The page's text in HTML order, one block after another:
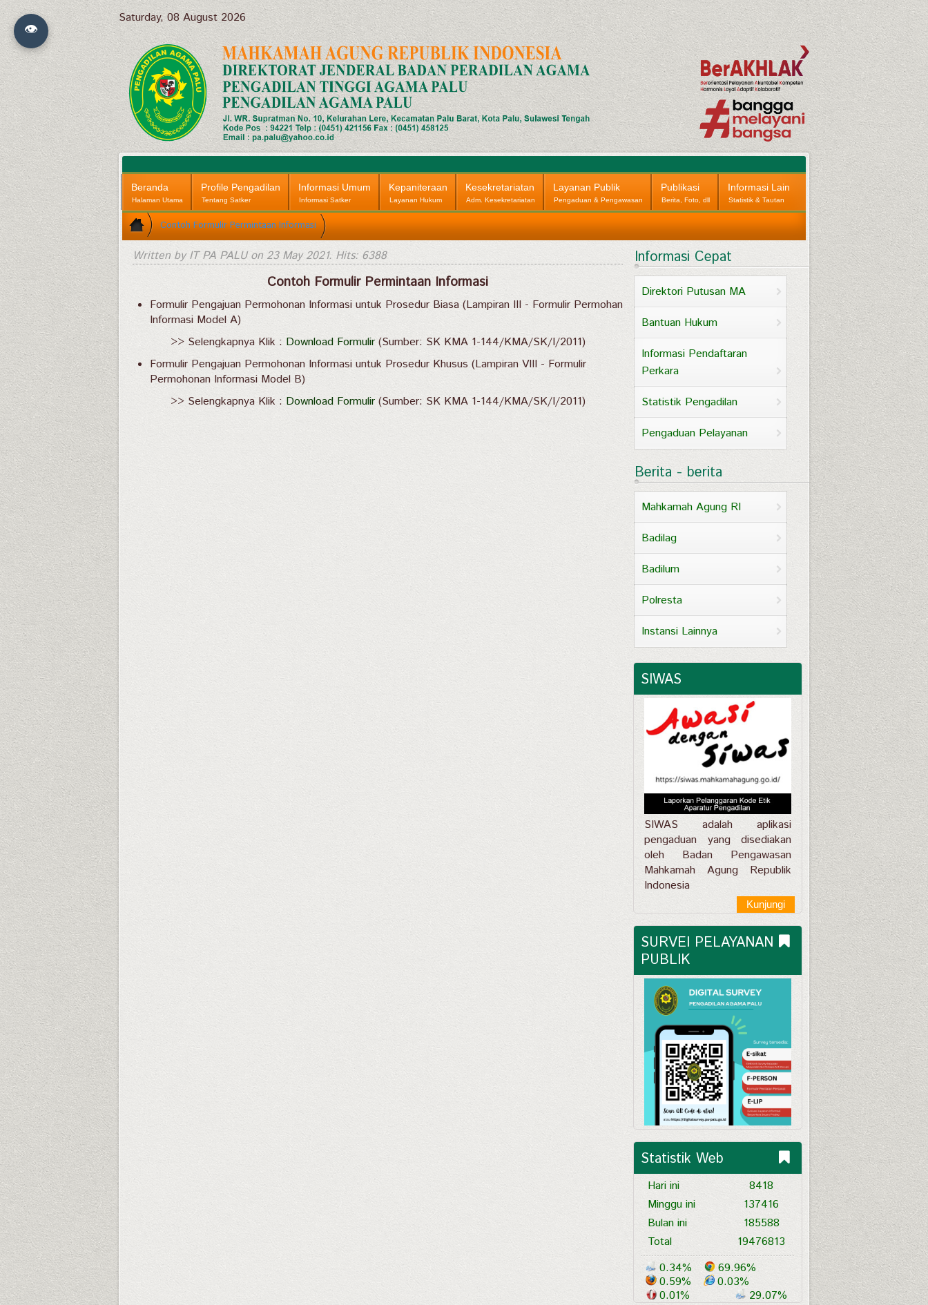
Saturday, 08 August 2026
Beranda
Halaman Utama
Profile Pengadilan
Tentang Satker
Informasi Umum
Informasi Satker
Kepaniteraan
Layanan Hukum
Kesekretariatan
Adm. Kesekretariatan
Layanan Publik
Pengaduan & Pengawasan
Publikasi
Berita, Foto, dll
Informasi Lain
Statistik & Tautan
Contoh Formulir Permintaan Informasi
Written by IT PA PALU on 23 May 2021. Hits: 6388
Contoh Formulir Permintaan Informasi
Formulir Pengajuan Permohonan Informasi untuk Prosedur Biasa (Lampiran III - Formulir Permohan
Informasi Model A)
>> Selengkapnya Klik : Download Formulir(Sumber: SK KMA 1-144/KMA/SK/I/2011)
Formulir Pengajuan Permohonan Informasi untuk Prosedur Khusus (Lampiran VIII - Formulir
Permohonan Informasi Model B)
>> Selengkapnya Klik : Download Formulir (Sumber: SK KMA 1-144/KMA/SK/I/2011)
Informasi Cepat
Direktori Putusan MA
Bantuan Hukum
Informasi Pendaftaran
Perkara
Statistik Pengadilan
Pengaduan Pelayanan
Berita - berita
Mahkamah Agung RI
Badilag
Badilum
Polresta
Instansi Lainnya
SIWAS
SIWAS adalah aplikasi
pengaduan yang disediakan
oleh Badan Pengawasan
Mahkamah Agung Republik
Indonesia
Kunjungi
SURVEI PELAYANAN
PUBLIK
Statistik Web
Hari ini
Minggu ini
Bulan ini
Total
8418
137416
185588
19476813
0.34%
69.96%
0.59%
0.03%
0.01%
29.07%
👁